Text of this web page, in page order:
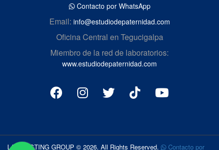
Contacto por WhatsApp
Email: info@estudiodepaternidad.com
Oficina Central en Tegucigalpa
Miembro de la red de laboratorios:
www.estudiodepaternidad.com
LAB TESTING GROUP © 2026. All Rights Reserved. Contacto por